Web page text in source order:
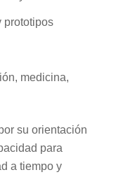
prototipos
medicina,
su orientación
para
a tiempo y